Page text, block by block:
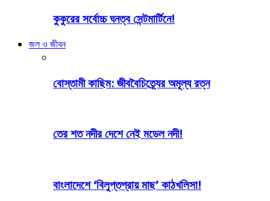
কুকুরের সর্বোচ্চ ঘনত্ব সেন্টমার্টিনে!
জল ও জীবন
বোস্তামী কাছিম: জীববৈচিত্র্যের অমূল্য রত্ন
তের শত নদীর দেশে নেই মডেল নদী!
বাংলাদেশে ‘বিলুপ্তপ্রায় মাছ’ কাঠখলিসা!